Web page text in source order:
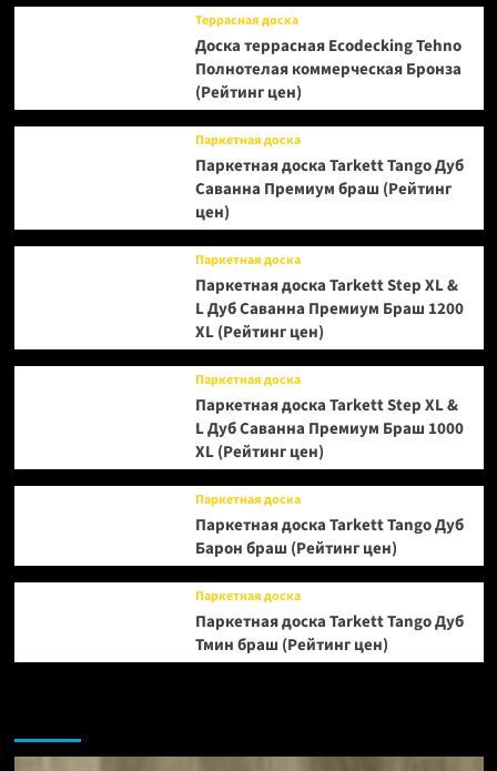
Террасная доска
Доска террасная Ecodecking Tehno
Полнотелая коммерческая Бронза
(Рейтинг цен)
Паркетная доска
Паркетная доска Tarkett Tango Дуб
Саванна Премиум браш (Рейтинг
цен)
Паркетная доска
Паркетная доска Tarkett Step XL &
L Дуб Саванна Премиум Браш 1200
XL (Рейтинг цен)
Паркетная доска
Паркетная доска Tarkett Step XL &
L Дуб Саванна Премиум Браш 1000
XL (Рейтинг цен)
Паркетная доска
Паркетная доска Tarkett Tango Дуб
Барон браш (Рейтинг цен)
Паркетная доска
Паркетная доска Tarkett Tango Дуб
Тмин браш (Рейтинг цен)